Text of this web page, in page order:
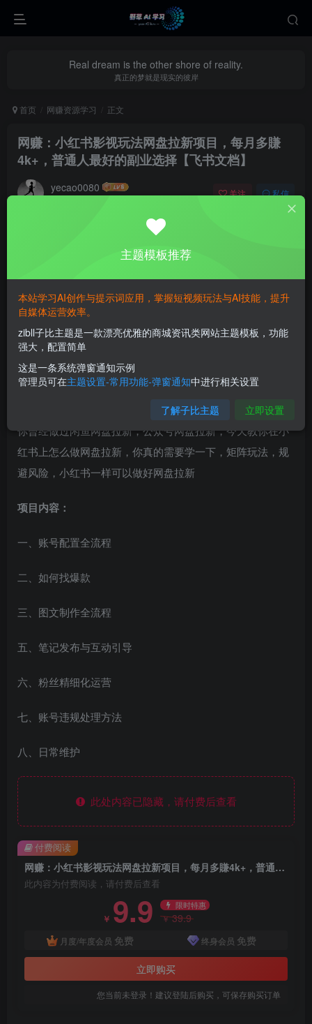
Real dream is the other shore of reality.
真正的梦就是现实的彼岸
首页 网赚资源学习 正文
网赚：小红书影视玩法网盘拉新项目，每月多賺
4k+，普通人最好的副业选择【飞书文档】
yecao0080 关注 私信
你曾经做过闲鱼网盘拉新，公众号网盘拉新，今天教你在小
红书上怎么做网盘拉新，你真的需要学一下，矩阵玩法，规
避风险，小红书一样可以做好网盘拉新
项目内容：
一、账号配置全流程
二、如何找爆款
三、图文制作全流程
五、笔记发布与互动引导
六、粉丝精细化运营
七、账号违规处理方法
八、日常维护
此处内容已隐藏，请付费后查看
网赚：小红书影视玩法网盘拉新项目，每月多賺4k+，普通人最好的副业选择【飞书文档】
此内容为付费阅读，请付费后查看
￥ 9.9 限时特惠
￥39.9
月度/年度会员 免费 终身会员 免费
立即购买
您当前未登录！建议登陆后购买，可保存购买订单
付费阅读
主题模板推荐
本站学习AI创作与提示词应用，掌握短视频玩法与AI技能，提升
自媒体运营效率。
zibll子比主题是一款漂亮优雅的商城资讯类网站主题模板，功能
强大，配置简单
这是一条系统弹窗通知示例
管理员可在主题设置-常用功能-弹窗通知中进行相关设置
了解子比主题 立即设置